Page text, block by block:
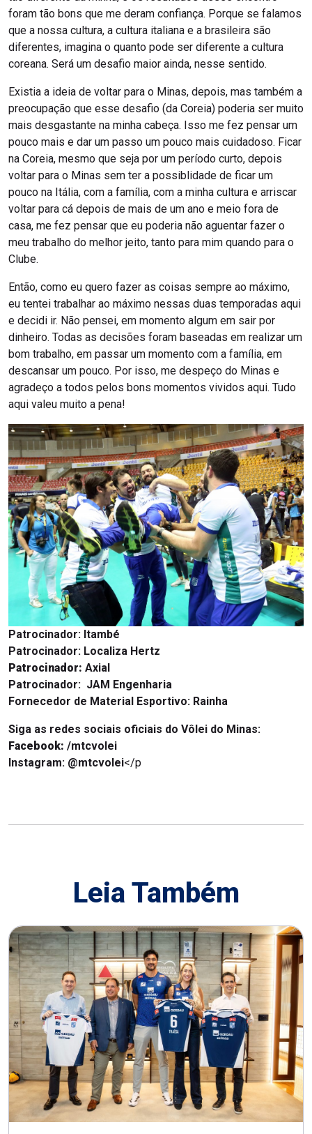
foram tão bons que me deram confiança. Porque se falamos
que a nossa cultura, a cultura italiana e a brasileira são
diferentes, imagina o quanto pode ser diferente a cultura
coreana. Será um desafio maior ainda, nesse sentido.
Existia a ideia de voltar para o Minas, depois, mas também a
preocupação que esse desafio (da Coreia) poderia ser muito
mais desgastante na minha cabeça. Isso me fez pensar um
pouco mais e dar um passo um pouco mais cuidadoso. Ficar
na Coreia, mesmo que seja por um período curto, depois
voltar para o Minas sem ter a possiblidade de ficar um
pouco na Itália, com a família, com a minha cultura e arriscar
voltar para cá depois de mais de um ano e meio fora de
casa, me fez pensar que eu poderia não aguentar fazer o
meu trabalho do melhor jeito, tanto para mim quando para o
Clube.
Então, como eu quero fazer as coisas sempre ao máximo,
eu tentei trabalhar ao máximo nessas duas temporadas aqui
e decidi ir. Não pensei, em momento algum em sair por
dinheiro. Todas as decisões foram baseadas em realizar um
bom trabalho, em passar um momento com a família, em
descansar um pouco. Por isso, me despeço do Minas e
agradeço a todos pelos bons momentos vividos aqui. Tudo
aqui valeu muito a pena!
Patrocinador: Itambé
Patrocinador: Localiza Hertz
Patrocinador: Axial
Patrocinador: JAM Engenharia
Fornecedor de Material Esportivo: Rainha
Siga as redes sociais oficiais do Vôlei do Minas:
Facebook: /mtcvolei
Instagram: @mtcvolei</p
Leia Também